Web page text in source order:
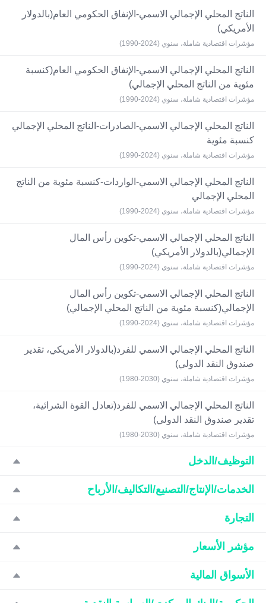
الناتج المحلي الإجمالي الاسمي-الإنفاق الحكومي العام(بالدولار
الأمريكي)
مؤشرات اقتصادية شاملة، سنوي (2024-1990)
الناتج المحلي الإجمالي الاسمي-الإنفاق الحكومي العام(كنسبة
مئوية من الناتج المحلي الإجمالي)
مؤشرات اقتصادية شاملة، سنوي (2024-1990)
الناتج المحلي الإجمالي الاسمي-الصادرات-الناتج المحلي الإجمالي
كنسبة مئوية
مؤشرات اقتصادية شاملة، سنوي (2024-1990)
الناتج المحلي الإجمالي الاسمي-الواردات-كنسبة مئوية من الناتج
المحلي الإجمالي
مؤشرات اقتصادية شاملة، سنوي (2024-1990)
الناتج المحلي الإجمالي الاسمي-تكوين رأس المال
الإجمالي(بالدولار الأمريكي)
مؤشرات اقتصادية شاملة، سنوي (2024-1990)
الناتج المحلي الإجمالي الاسمي-تكوين رأس المال
الإجمالي(كنسبة مئوية من الناتج المحلي الإجمالي)
مؤشرات اقتصادية شاملة، سنوي (2024-1990)
الناتج المحلي الإجمالي الاسمي للفرد(بالدولار الأمريكي، تقدير
صندوق النقد الدولي)
مؤشرات اقتصادية شاملة، سنوي (2030-1980)
الناتج المحلي الإجمالي الاسمي للفرد(تعادل القوة الشرائية،
تقدير صندوق النقد الدولي)
مؤشرات اقتصادية شاملة، سنوي (2030-1980)
التوظيف/الدخل
الخدمات/الإنتاج/التصنيع/التكاليف/الأرباح
التجارة
مؤشر الأسعار
الأسواق المالية